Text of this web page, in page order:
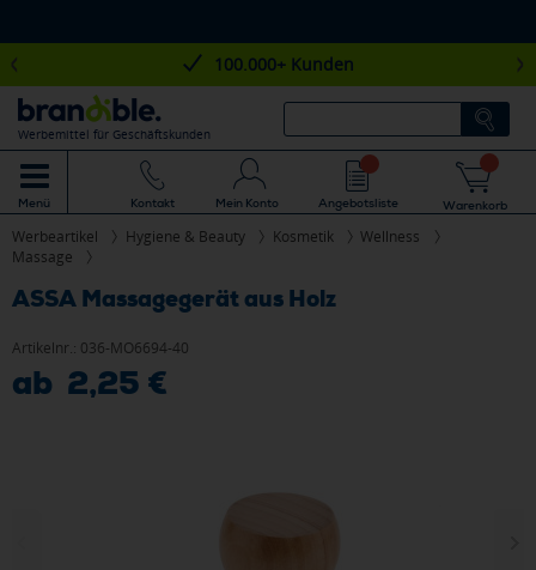
100.000+ Kunden
Werbemittel für Geschäftskunden
Menü Kontakt Mein Konto Angebotsliste Warenkorb
Werbeartikel Hygiene & Beauty Kosmetik
Wellness
Massage
ASSA Massagegerät aus Holz
Artikelnr.: 036-MO6694-40
ab 2,25 €